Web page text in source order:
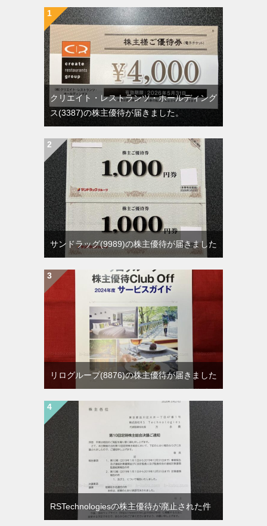
クリエイト・レストランツ・ホールディング
ス(3387)の株主優待が届きました。
サンドラッグ(9989)の株主優待が届きました
リログループ(8876)の株主優待が届きました
RSTechnologiesの株主優待が廃止された件